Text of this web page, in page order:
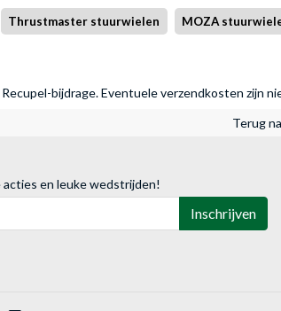
Thrustmaster stuurwielen MOZA
bijdrage. Eventuele verzendkosten zijn
Terug
en leuke wedstrijden!
Inschrijven